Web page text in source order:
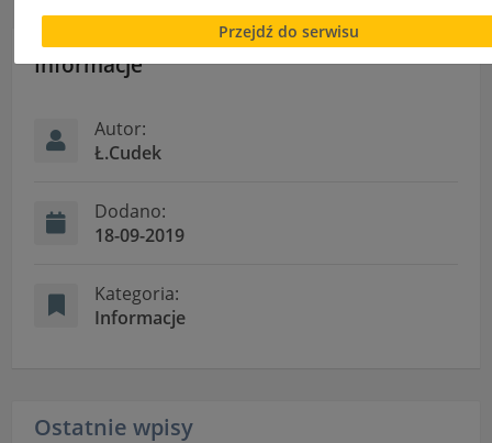
Informacje
Autor:
Ł.Cudek
Dodano:
18-09-2019
Kategoria:
Informacje
Ostatnie wpisy
Informacje dotyczące polityki prywatności oraz
danych osobowych dostępne są cały czas w sekcji
Przejdź do serwisu